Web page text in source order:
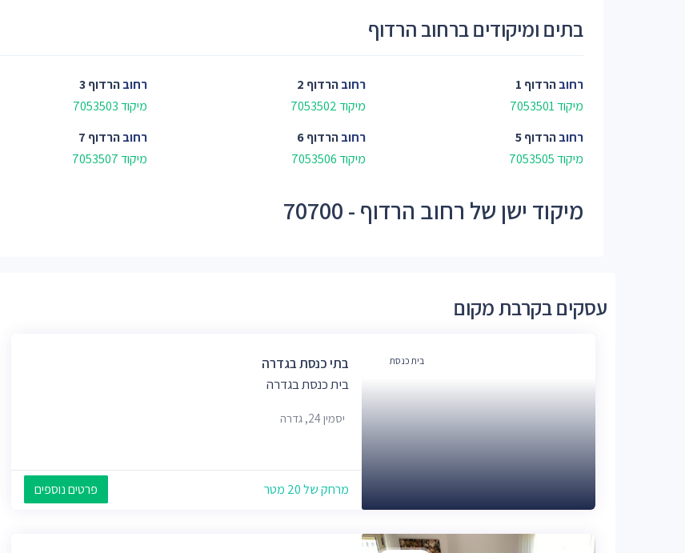
בתים ומיקודים ברחוב הרדוף
רחובהרדוף 1
מיקוד 7053501
רחובהרדוף 2
מיקוד 7053502
רחובהרדוף 3
מיקוד 7053503
רחובהרדוף 5
מיקוד 7053505
רחובהרדוף 6
מיקוד 7053506
רחובהרדוף 7
מיקוד 7053507
מיקוד ישן של רחוב הרדוף - 70700
עסקים בקרבת מקום
בית כנסת
בתי כנסת בגדרה
בית כנסת בגדרה
יסמין 24, גדרה
מרחק של 20 מטר פרטים נוספים